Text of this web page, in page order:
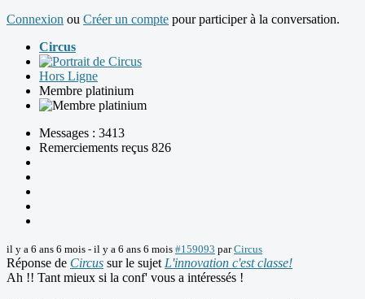
Connexion ou Créer un compte pour participer à la conversation.
Circus
Hors Ligne
Membre platinium
Messages : 3413
Remerciements reçus 826
il y a 6 ans 6 mois - il y a 6 ans 6 mois #159093 parCircus
Réponse de Circus sur le sujet L'innovation c'est classe!
Ah !! Tant mieux si la conf' vous a intéressés !